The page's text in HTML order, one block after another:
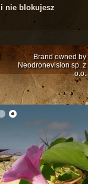
nie blokujesz
Brand owned by
Neodronevision sp. z
o.o.